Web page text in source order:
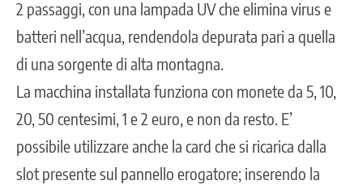
2 passaggi, con una lampada UV che elimina virus e
batteri nell’acqua, rendendola depurata pari a quella
di una sorgente di alta montagna.
La macchina installata funziona con monete da 5, 10,
20, 50 centesimi, 1 e 2 euro, e non da resto. E’
possibile utilizzare anche la card che si ricarica dalla
slot presente sul pannello erogatore; inserendo la